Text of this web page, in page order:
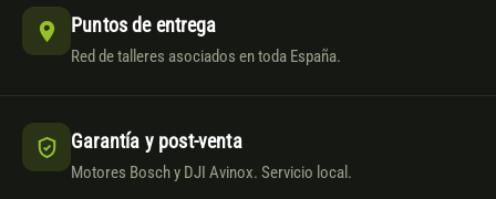
Puntos de entrega
Red de talleres asociados en toda España.
Garantía y post-venta
Motores Bosch y DJI Avinox. Servicio local.